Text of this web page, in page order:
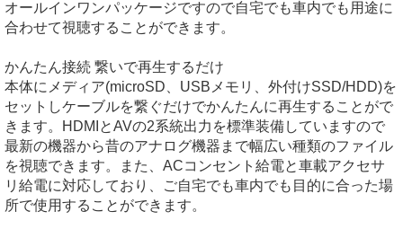
オールインワンパッケージですので自宅でも車内でも用途に
合わせて視聴することができます。
かんたん接続 繋いで再生するだけ
本体にメディア(microSD、USBメモリ、外付けSSD/HDD)を
セットしケーブルを繋ぐだけでかんたんに再生することがで
きます。HDMIとAVの2系統出力を標準装備していますので
最新の機器から昔のアナログ機器まで幅広い種類のファイル
を視聴できます。また、ACコンセント給電と車載アクセサ
リ給電に対応しており、ご自宅でも車内でも目的に合った場
所で使用することができます。